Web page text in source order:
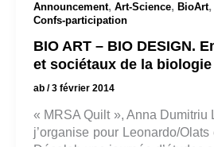
Announcement, Art-Science, BioArt,
Confs-participation
BIO ART – BIO DESIGN.
et sociétaux de la
ab /3 février 2014
« MRSA Quilt », Anna Dumitriu
j’organise pour Leonardo/